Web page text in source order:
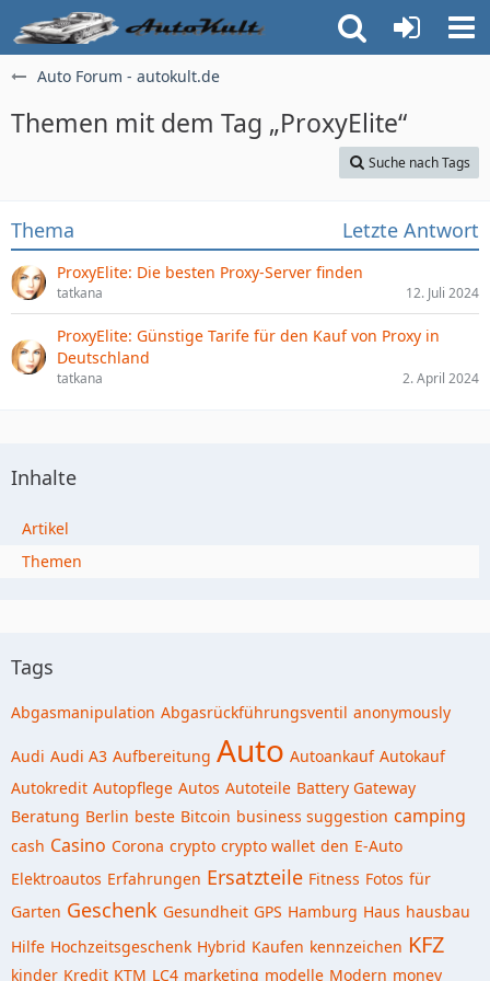
Auto Forum - autokult.de
Themen mit dem Tag „ProxyElite“
Suche nach Tags
Thema Letzte Antwort
ProxyElite: Die besten Proxy-Server finden
tatkana 12. Juli 2024
ProxyElite: Günstige Tarife für den Kauf von Proxy in
Deutschland
tatkana 2. April 2024
Inhalte
Artikel
Themen
Tags
Abgasmanipulation Abgasrückführungsventil anonymously
Audi Audi A3 Aufbereitung Auto Autoankauf Autokauf
Autokredit Autopflege Autos Autoteile Battery Gateway
Beratung Berlin beste Bitcoin business suggestion camping
cash Casino Corona crypto crypto wallet den E-Auto
Elektroautos Erfahrungen Ersatzteile Fitness Fotos für
Garten Geschenk Gesundheit GPS Hamburg Haus hausbau
Hilfe Hochzeitsgeschenk Hybrid Kaufen kennzeichen KFZ
kinder Kredit KTM LC4 marketing modelle Modern money